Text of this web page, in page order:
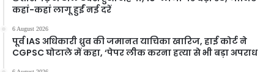
कहां-कहां लागू हुईं नई दरें
6 August 2026
पूर्व IAS अधिकारी ध्रुव की जमानत याचिका खारिज, हाई कोर्ट ने
CGPSC घोटाले में कहा, ‘पेपर लीक करना हत्या से भी बड़ा अपराध